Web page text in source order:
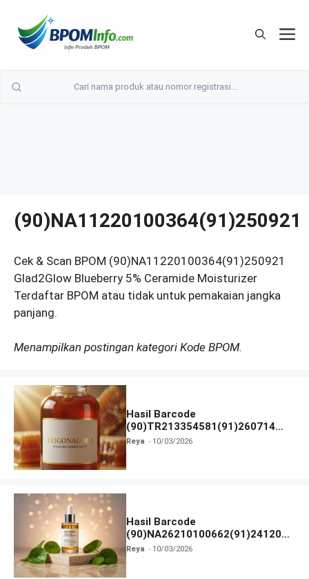
(90)NA11220100364(91)250921
Cek & Scan BPOM (90)NA11220100364(91)250921
Glad2Glow Blueberry 5% Ceramide Moisturizer
Terdaftar BPOM atau tidak untuk pemakaian jangka
panjang.
Menampilkan postingan kategori Kode BPOM.
Hasil Barcode
(90)TR213354581(91)260714
dan Izin BPOM
Reya 10/03/2026
Hasil Barcode
(90)NA26210100662(91)241203
dan Izin BPOM
Reya 10/03/2026